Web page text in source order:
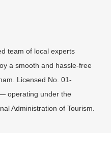
team of local experts
a smooth and hassle-free
Licensed No. 01-
operating under the
Administration of Tourism.